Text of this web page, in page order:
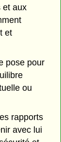
et aux
et
pose pour
ou
rapports
avec lui